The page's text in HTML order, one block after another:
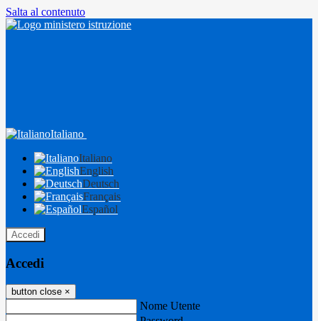
Salta al contenuto
Italiano
Italiano
English
Deutsch
Français
Español
Accedi
Accedi
button close ×
Nome Utente